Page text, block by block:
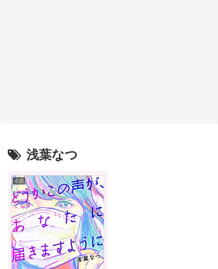
浅葉なつ
小説